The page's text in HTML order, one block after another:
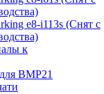
e8-i113s (Снят с
к
BMP21